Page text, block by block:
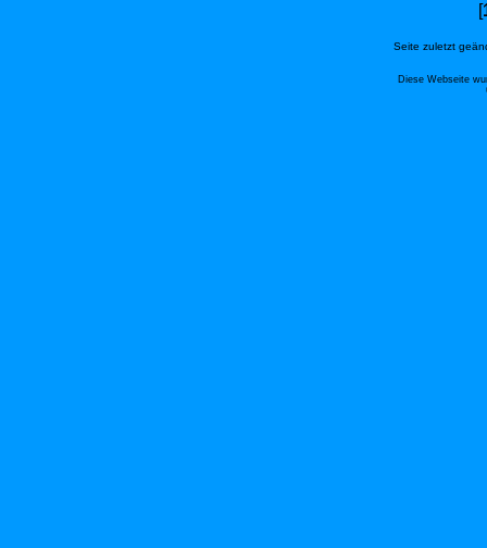
[
Seite zuletzt
Diese Webseite